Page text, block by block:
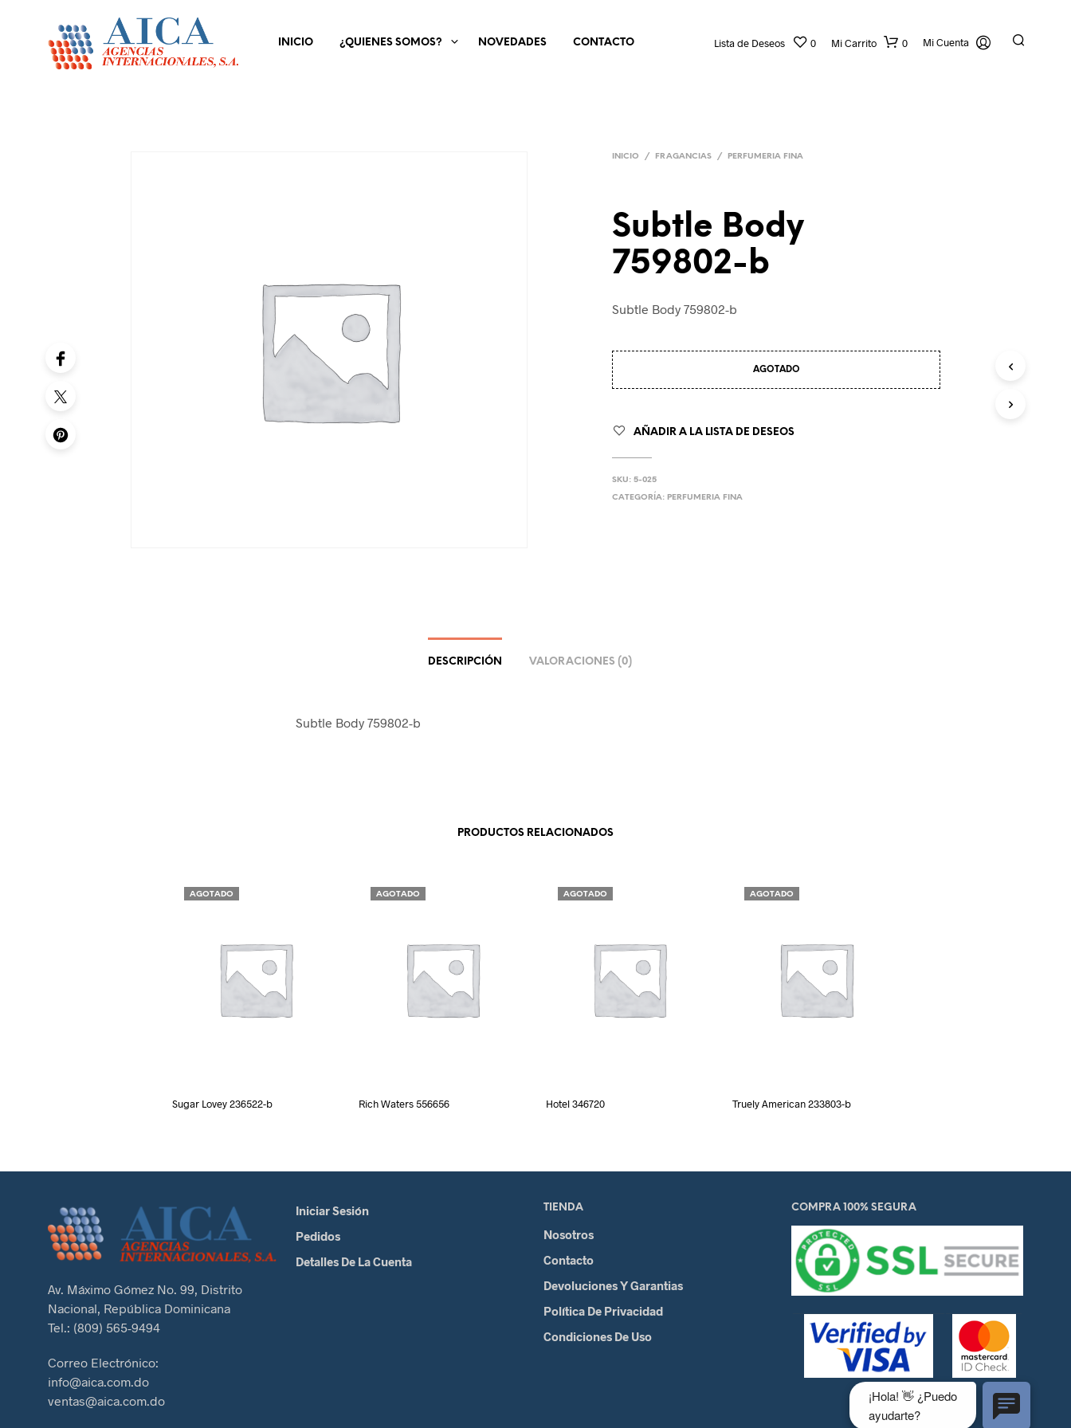
Lista de Deseos 0 Mi Carrito 0 Mi Cuenta
INICIO ¿QUIENES SOMOS? NOVEDADES CONTACTO
INICIO / FRAGANCIAS / PERFUMERIA FINA
Subtle Body
759802-b
Subtle Body 759802-b
AGOTADO
AÑADIR A LA LISTA DE DESEOS
SKU:5-025
CATEGORÍA: PERFUMERIA FINA
DESCRIPCIÓN VALORACIONES (0)
Subtle Body 759802-b
PRODUCTOS RELACIONADOS
AGOTADO
Sugar Lovey 236522-b
AGOTADO
Rich Waters 556656
AGOTADO
Hotel 346720
AGOTADO
Truely American 233803-b
Av. Máximo Gómez No. 99, Distrito
Nacional, República Dominicana
Tel.: (809) 565-9494
Correo Electrónico:
info@aica.com.do
ventas@aica.com.do
Iniciar Sesión
Pedidos
Detalles De La Cuenta
TIENDA
Nosotros
Contacto
Devoluciones Y Garantias
Política De Privacidad
Condiciones De Uso
COMPRA 100% SEGURA